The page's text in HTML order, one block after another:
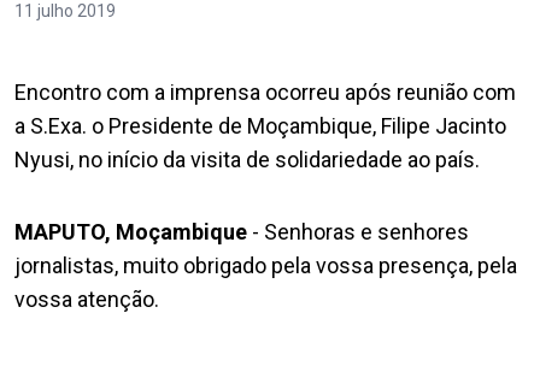
11 julho 2019
Encontro com a imprensa ocorreu após reunião com
a S.Exa. o Presidente de Moçambique, Filipe Jacinto
Nyusi, no início da visita de solidariedade ao país.
MAPUTO, Moçambique - Senhoras e senhores
jornalistas, muito obrigado pela vossa presença, pela
vossa atenção.